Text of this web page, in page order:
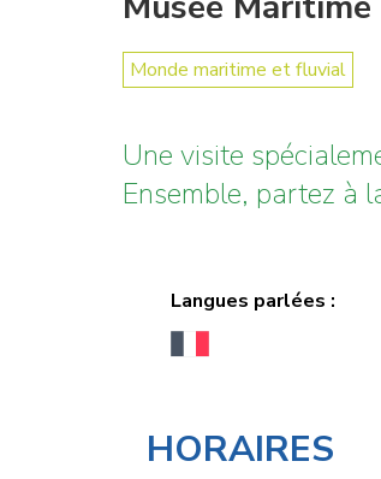
Monde maritime et fluvial
Une visite
Ensemble, partez à
Langues parlées :
HORAIRES